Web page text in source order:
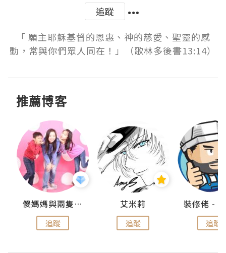
追蹤
「 願主耶穌基督的恩惠、神的慈愛、聖靈的感
動，常與你們眾人同在！」（歌林多後書13:14）
推薦博客
儍媽媽與兩隻小魔怪之家
追蹤
艾米莉
追蹤 追蹤